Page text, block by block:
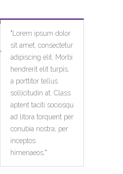
" Lorem ipsum dolor
sit amet, consectetur
adipiscing elit. Morbi
hendrerit elit turpis,
a porttitor tellus
sollicitudin at. Class
aptent taciti sociosqu
ad litora torquent per
conubia nostra, per
inceptos
himenaeos. "